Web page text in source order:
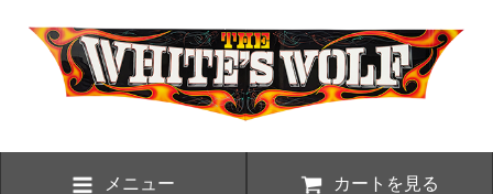
メニュー カートを見る